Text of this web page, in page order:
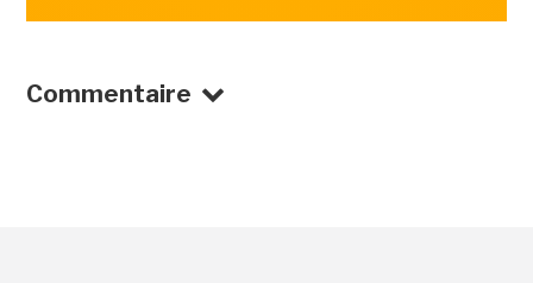
Commentaire